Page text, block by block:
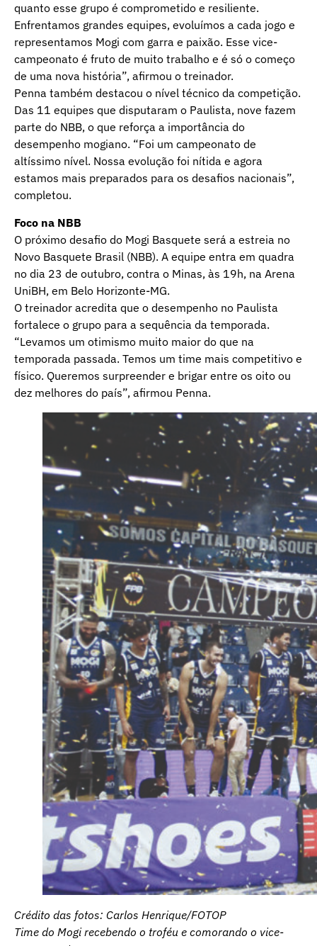
quanto esse grupo é comprometido e resiliente.
Enfrentamos grandes equipes, evoluímos a cada jogo e
representamos Mogi com garra e paixão. Esse vice-
campeonato é fruto de muito trabalho e é só o começo
de uma nova história”, afirmou o treinador.
Penna também destacou o nível técnico da competição.
Das 11 equipes que disputaram o Paulista, nove fazem
parte do NBB, o que reforça a importância do
desempenho mogiano. “Foi um campeonato de
altíssimo nível. Nossa evolução foi nítida e agora
estamos mais preparados para os desafios nacionais”,
completou.
Foco na NBB
O próximo desafio do Mogi Basquete será a estreia no
Novo Basquete Brasil (NBB). A equipe entra em quadra
no dia 23 de outubro, contra o Minas, às 19h, na Arena
UniBH, em Belo Horizonte-MG.
O treinador acredita que o desempenho no Paulista
fortalece o grupo para a sequência da temporada.
“Levamos um otimismo muito maior do que na
temporada passada. Temos um time mais competitivo e
físico. Queremos surpreender e brigar entre os oito ou
dez melhores do país”, afirmou Penna.
Crédito das fotos: Carlos Henrique/FOTOP
Time do Mogi recebendo o troféu e comorando o vice-